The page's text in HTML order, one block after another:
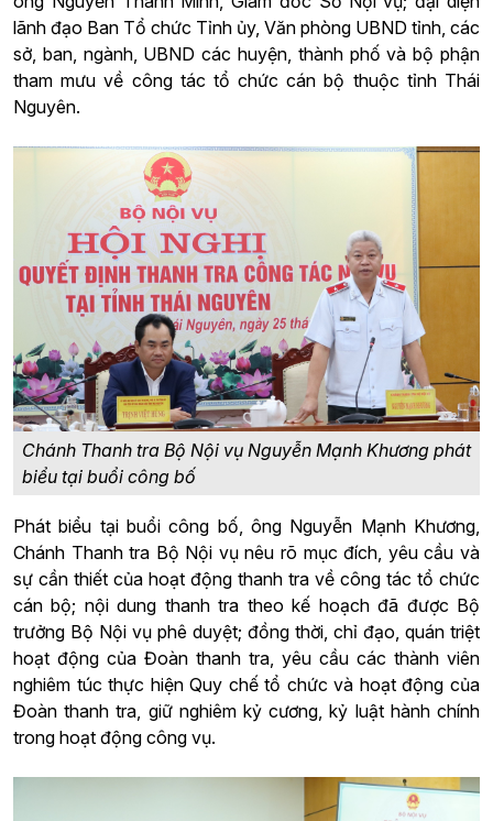
lãnh đạo Ban Tổ chức Tỉnh ủy, Văn phòng UBND tỉnh, các
sở, ban, ngành, UBND các huyện, thành phố và bộ phận
tham mưu về công tác tổ chức cán bộ thuộc tỉnh Thái
Nguyên.
Chánh Thanh tra Bộ Nội vụ Nguyễn Mạnh Khương phát
biểu tại buổi công bố
Phát biểu tại buổi công bố, ông Nguyễn Mạnh Khương,
Chánh Thanh tra Bộ Nội vụ nêu rõ mục đích, yêu cầu và
sự cần thiết của hoạt động thanh tra về công tác tổ chức
cán bộ; nội dung thanh tra theo kế hoạch đã được Bộ
trưởng Bộ Nội vụ phê duyệt; đồng thời, chỉ đạo, quán triệt
hoạt động của Đoàn thanh tra, yêu cầu các thành viên
nghiêm túc thực hiện Quy chế tổ chức và hoạt động của
Đoàn thanh tra, giữ nghiêm kỷ cương, kỷ luật hành chính
trong hoạt động công vụ.